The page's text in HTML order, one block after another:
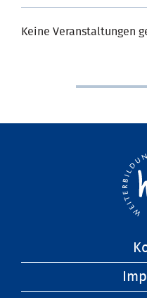
Keine Veranstaltungen